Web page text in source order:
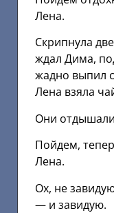
Лена.
Скрипнула
ждал Дима,
жадно выпил
Лена взяла
Они
Пойдем,
Лена.
Ох, не
— и завидую.